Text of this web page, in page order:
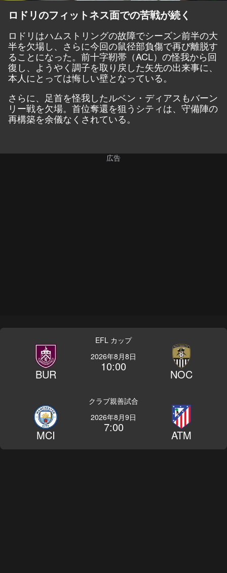
ロドリのフィットネス面での苦戦が続く
ロドリはハムストリングの故障でシーズン前半の大
半を欠場し、さらに今回の鼠径部負傷で再び離脱す
ることになった。前十字靭帯（ACL）の怪我から回
復し、ようやく調子を取り戻した矢先の出来事に、
本人にとっては悔しい壁となっている。
さらに、足首を怪我したルベン・ディアスもバーン
リー戦を欠場。首位奪還を狙うシティは、守備陣の
再構築を余儀なくされている。
EFL カップ
BUR
2026年8月8日
10:00
NOC
クラブ親善試合
MCI
2026年8月9日
7:00
ATM